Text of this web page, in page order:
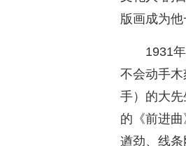
版画成为他
1931
不会动手
手）的大
的《前进
遒劲、线条